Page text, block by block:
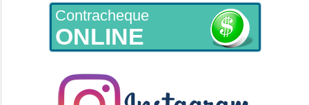
Contracheque
ONLINE